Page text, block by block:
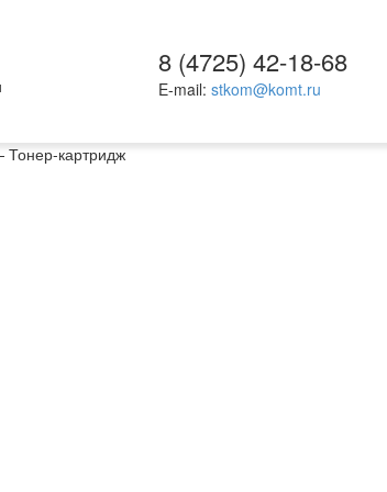
8 (4725) 42-18-68
E-mail:stkom@komt.ru
Тонер-картридж